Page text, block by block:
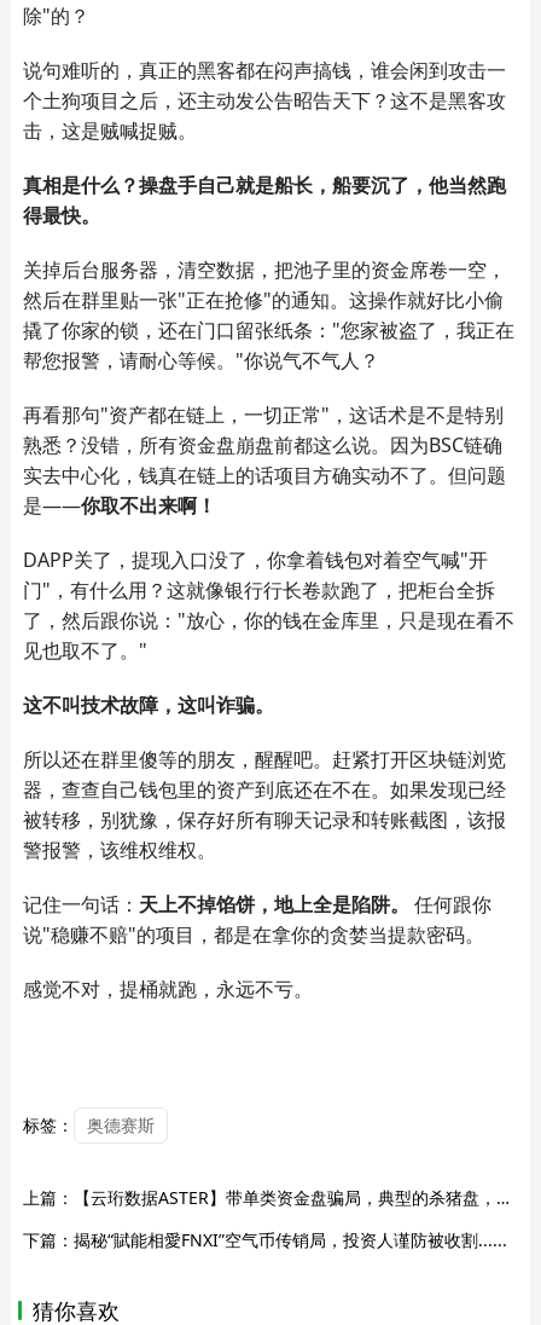
除"的？
说句难听的，真正的黑客都在闷声搞钱，谁会闲到攻击一
个土狗项目之后，还主动发公告昭告天下？这不是黑客攻
击，这是贼喊捉贼。
真相是什么？操盘手自己就是船长，船要沉了，他当然跑
得最快。
关掉后台服务器，清空数据，把池子里的资金席卷一空，
然后在群里贴一张"正在抢修"的通知。这操作就好比小偷
撬了你家的锁，还在门口留张纸条："您家被盗了，我正在
帮您报警，请耐心等候。"你说气不气人？
再看那句"资产都在链上，一切正常"，这话术是不是特别
熟悉？没错，所有资金盘崩盘前都这么说。因为BSC链确
实去中心化，钱真在链上的话项目方确实动不了。但问题
是——‌你取不出来啊！
DAPP关了，提现入口没了，你拿着钱包对着空气喊"开
门"，有什么用？这就像银行行长卷款跑了，把柜台全拆
了，然后跟你说："放心，你的钱在金库里，只是现在看不
见也取不了。"
这不叫技术故障，这叫诈骗。
所以还在群里傻等的朋友，醒醒吧。赶紧打开区块链浏览
器，查查自己钱包里的资产到底还在不在。如果发现已经
被转移，别犹豫，保存好所有聊天记录和转账截图，该报
警报警，该维权维权。
记住一句话：‌ 天上不掉馅饼，地上全是陷阱。
‌ 任何跟你
说"稳赚不赔"的项目，都是在拿你的贪婪当提款密码。
感觉不对，提桶就跑，永远不亏。
标签： 奥德赛斯
上篇：
【云珩数据ASTER】带单类资金盘骗局，典型的杀猪盘，远离！
下篇： 揭秘“賦能相愛FNXI”空气币传销局，投资人谨防被收割......
猜你喜欢